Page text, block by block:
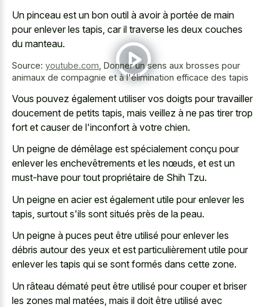
Un pinceau est un bon outil à avoir à portée de main
pour enlever les tapis, car il traverse les deux couches
du manteau.
Source: youtube.com Donner un sens aux brosses pour
animaux de compagnie et à l'élimination efficace des tapis
Vous pouvez également utiliser vos doigts pourtravailler
doucement de petits tapis , mais veillez à ne pas tirer trop
fort et causer de l'inconfort à votre chien.
Un peigne de démêlage est spécialement conçu pour
enlever les enchevêtrements et les nœuds, et est un
must-have pour tout propriétaire de Shih Tzu.
Un peigne en acier est également utile pour enlever les
tapis, surtout s'ils sont situés près de la peau.
Un peigne à puces peut être utilisé pour enlever les
débris autour des yeux et est particulièrement utile pour
enlever les tapis qui se sont formés dans cette zone.
Un râteau dématé peut être utilisé pour couper et briser
les zones mal matées, mais il doit être utilisé avec